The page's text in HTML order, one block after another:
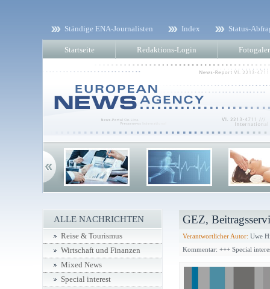
Ständige ENA-Journalisten Index Status-
Startseite Redaktions-Login
GEZ,
Verantwortlicher Autor: Uwe
Kommentar: +++ Special
ALLE NACHRICHTEN
Reise & Tourismus
Wirtschaft und Finanzen
Mixed News
Special interest